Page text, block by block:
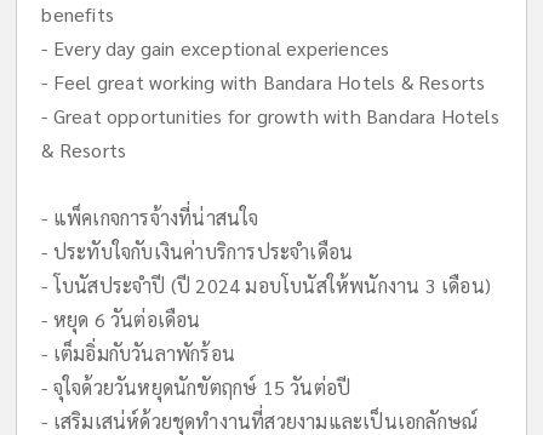
benefits
- Every day gain exceptional experiences
- Feel great working with Bandara Hotels & Resorts
- Great opportunities for growth with Bandara Hotels
& Resorts
- แพ็คเกจการจ้างที่น่าสนใจ
- ประทับใจกับเงินค่าบริการประจำเดือน
- โบนัสประจำปี (ปี 2024 มอบโบนัสให้พนักงาน 3 เดือน)
- หยุด 6 วันต่อเดือน
- เต็มอิ่มกับวันลาพักร้อน
- จุใจด้วยวันหยุดนักขัตฤกษ์ 15 วันต่อปี
- เสริมเสน่ห์ด้วยชุดทำงานที่สวยงามและเป็นเอกลักษณ์